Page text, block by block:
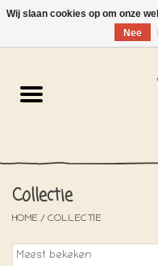
NL-EN
De Winkel
SOLDEN
Het Strandhuisje
Collectie
HOME / COLLECTIE
Wij slaan cookies op om onze
Nee